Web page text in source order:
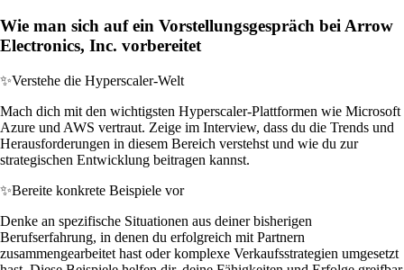
Wie man sich auf ein Vorstellungsgespräch bei Arrow
Electronics, Inc. vorbereitet
✨Verstehe die Hyperscaler-Welt
Mach dich mit den wichtigsten Hyperscaler-Plattformen wie Microsoft
Azure und AWS vertraut. Zeige im Interview, dass du die Trends und
Herausforderungen in diesem Bereich verstehst und wie du zur
strategischen Entwicklung beitragen kannst.
✨Bereite konkrete Beispiele vor
Denke an spezifische Situationen aus deiner bisherigen
Berufserfahrung, in denen du erfolgreich mit Partnern
zusammengearbeitet hast oder komplexe Verkaufsstrategien umgesetzt